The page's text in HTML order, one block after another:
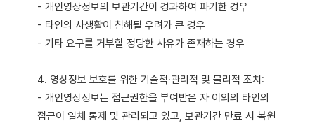
- 개인영상정보의 보관기간이 경과하여 파기한 경우
- 타인의 사생활이 침해될 우려가 큰 경우
- 기타 요구를 거부할 정당한 사유가 존재하는 경우
4. 영상정보 보호를 위한 기술적·관리적 및 물리적 조치:
- 개인영상정보는 접근권한을 부여받은 자 이외의 타인의
접근이 일체 통제 및 관리되고 있고, 보관기간 만료 시 복원